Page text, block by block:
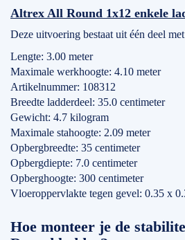
Altrex All Round 1x12 enkele
Deze uitvoering bestaat uit één deel
Lengte: 3.00 meter
Maximale werkhoogte: 4.10 meter
Artikelnummer: 108312
Breedte ladderdeel: 35.0 centimeter
Gewicht: 4.7 kilogram
Maximale stahoogte: 2.09 meter
Opbergbreedte: 35 centimeter
Opbergdiepte: 7.0 centimeter
Opberghoogte: 300 centimeter
Vloeroppervlakte tegen gevel: 0.35 x
Hoe monteer je de